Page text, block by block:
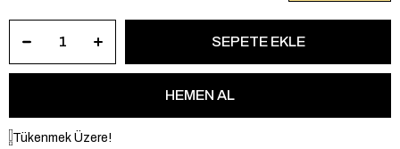
Tükenmek Üzere!